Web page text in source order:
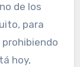
de los
para
hoy,